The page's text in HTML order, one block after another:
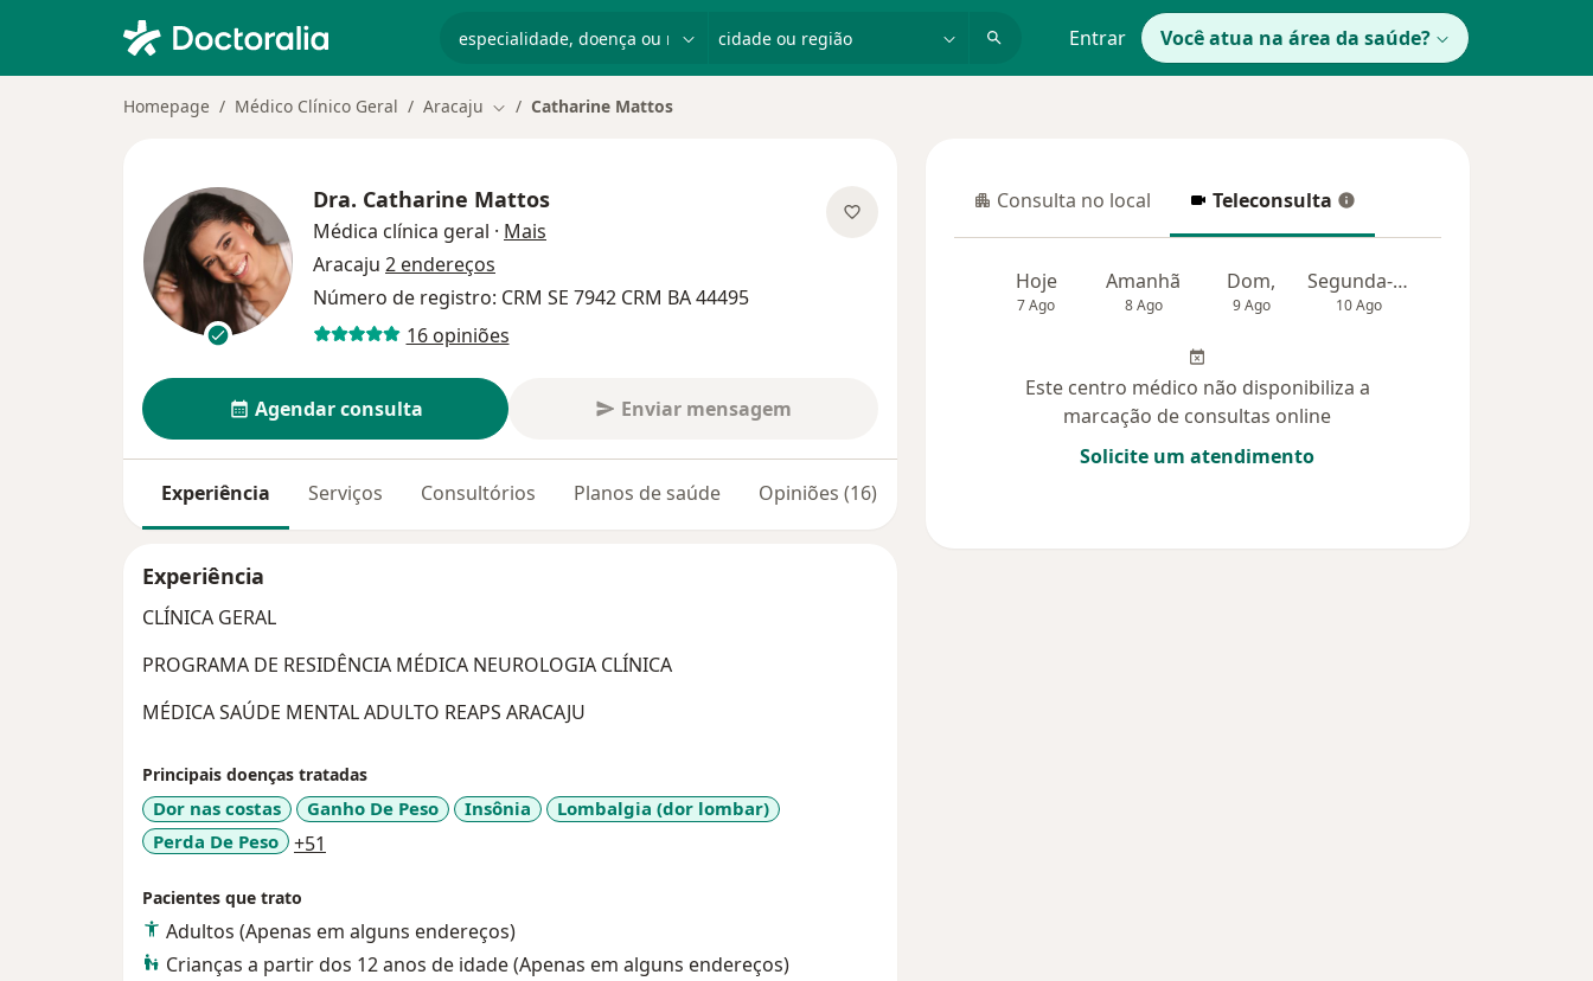
Entrar Você atua na área da saúde?
Homepage Médico Clínico Geral Aracaju Mudar de cidade
Catharine Mattos
Dra. Catharine Mattos
Médica clínica geral · Mais
Aracaju 2 endereços
Número de registro: CRM SE 7942 CRM BA 44495
16 opiniões
Agendar consulta Enviar mensagem
Experiência Serviços Consultórios Planos de saúde Opiniões (16)
Experiência
CLÍNICA GERAL
PROGRAMA DE RESIDÊNCIA MÉDICA NEUROLOGIA CLÍNICA
MÉDICA SAÚDE MENTAL ADULTO REAPS ARACAJU
Principais doenças tratadas
Dor nas costas Ganho De Peso Insônia
Lombalgia (dor lombar)
Perda De Peso
+51
Pacientes que trato
Adultos (Apenas em alguns endereços)
Crianças a partir dos 12 anos de idade (Apenas em alguns endereços)
Consulta no local
Consulta no local Teleconsulta
Teleconsulta
Hoje
7 Ago
Amanhã
8 Ago
Dom,
9 Ago
Segunda-feira
10 Ago
Este centro médico não disponibiliza a
marcação de consultas online
Solicite um atendimento